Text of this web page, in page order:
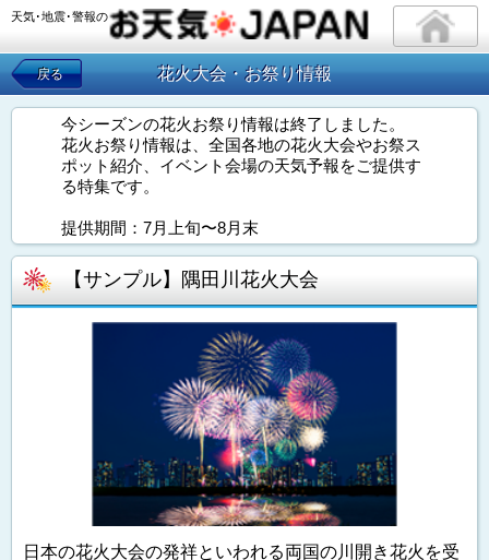
天気･地震･警報の
戻る 花火大会・お祭り情報
今シーズンの花火お祭り情報は終了しました。
花火お祭り情報は、全国各地の花火大会やお祭ス
ポット紹介、イベント会場の天気予報をご提供す
る特集です。
提供期間：7月上旬〜8月末
【サンプル】隅田川花火大会
日本の花火大会の発祥といわれる両国の川開き花火を受